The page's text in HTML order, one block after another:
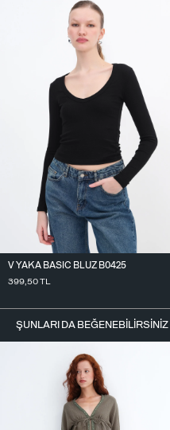
V YAKA BASIC BLUZ B0425
399,50TL
ŞUNLARI DA BEĞENEBILIRSINIZ